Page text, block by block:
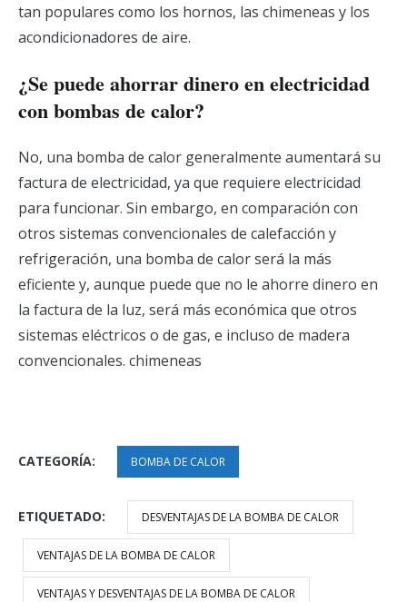
tan populares como los hornos, las chimeneas y los
acondicionadores de aire.
¿Se puede ahorrar dinero en electricidad
con bombas de calor?
No, una bomba de calor generalmente aumentará su
factura de electricidad, ya que requiere electricidad
para funcionar. Sin embargo, en comparación con
otros sistemas convencionales de calefacción y
refrigeración, una bomba de calor será la más
eficiente y, aunque puede que no le ahorre dinero en
la factura de la luz, será más económica que otros
sistemas eléctricos o de gas, e incluso de madera
convencionales. chimeneas
CATEGORÍA: BOMBA DE CALOR
ETIQUETADO: DESVENTAJAS DE LA BOMBA DE CALOR
VENTAJAS DE LA BOMBA DE CALOR
VENTAJAS Y DESVENTAJAS DE LA BOMBA DE CALOR